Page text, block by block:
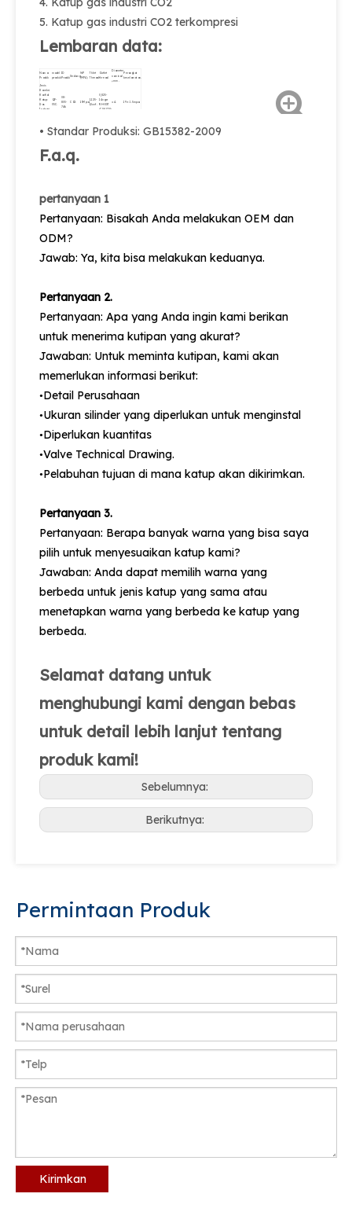
5. Katup gas industri CO2 terkompresi
Lembaran data:
Nama
Produk
model
produk
ID
Produk
Sedang
WP
(MPA)
Thlet
Thread.
Outlet
thread.
Diameter
nominal
φmm.
Perangkat
keselamatan.
Jenis
Koneksi
Konfial
Katup
Gas
Industri
QF-
35C.
08-
805-
746.
CO2. 15Mpa.
1.125-
12unf.
0,825-
14ngo-
RH-EXT
(CGA320)
Φ4. 19 ± 1.5mpa.
• Standar Produksi: GB15382-2009
F.a.q.
pertanyaan 1
Pertanyaan: Bisakah Anda melakukan OEM dan
ODM?
Jawab: Ya, kita bisa melakukan keduanya.
Pertanyaan 2.
Pertanyaan: Apa yang Anda ingin kami berikan
untuk menerima kutipan yang akurat?
Jawaban: Untuk meminta kutipan, kami akan
memerlukan informasi berikut:
•Detail Perusahaan
•Ukuran silinder yang diperlukan untuk menginstal
•Diperlukan kuantitas
•Valve Technical Drawing.
•Pelabuhan tujuan di mana katup akan dikirimkan.
Pertanyaan 3.
Pertanyaan: Berapa banyak warna yang bisa saya
pilih untuk menyesuaikan katup kami?
Jawaban: Anda dapat memilih warna yang
berbeda untuk jenis katup yang sama atau
menetapkan warna yang berbeda ke katup yang
berbeda.
Selamat datang untuk
menghubungi kami dengan bebas
untuk detail lebih lanjut tentang
produk kami!
Sebelumnya:
Berikutnya:
Permintaan Produk
Kirimkan